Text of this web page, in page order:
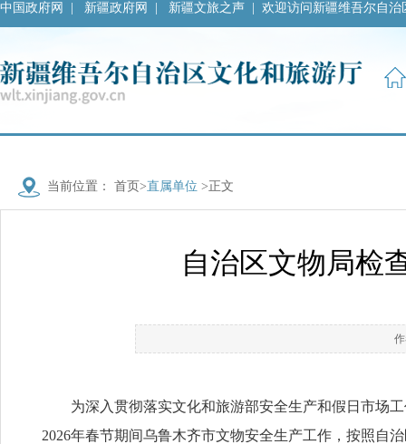
中国政府网 新疆政府网 新疆文旅之声 欢迎访问新疆维吾尔自
当前位置： 首页 >直属单位 >正文
自治区文物局检
为深入贯彻落实文化和旅游部安全生产和假日市场
2026年春节期间乌鲁木齐市文物安全生产工作，按照自